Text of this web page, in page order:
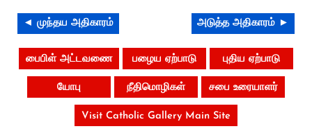
◄ முந்தய அதிகாரம் அடுத்த அதிகாரம் ►
பைபிள் அட்டவணை பழைய ஏற்பாடு புதிய ஏற்பாடு
யோபு நீதிமொழிகள் சபை உரையாளர்
Visit Catholic Gallery Main Site